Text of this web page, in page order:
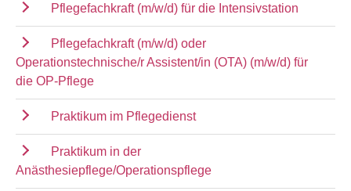
Pflegefachkraft (m/w/d) für die Intensivstation
Pflegefachkraft (m/w/d) oder
Operationstechnische/r Assistent/in (OTA) (m/w/d) für
die OP-Pflege
Praktikum im Pflegedienst
Praktikum in der
Anästhesiepflege/Operationspflege